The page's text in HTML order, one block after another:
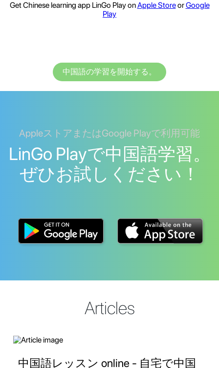
Get Chinese learning app LinGo Play onApple StoreorGoogle
Play
中国語の学習を開始する。
AppleストアまたはGoogle Playで利用可能
LinGo Playで中国語学習。
ぜひお試しください！
Articles
中国語レッスン online - 自宅で中国